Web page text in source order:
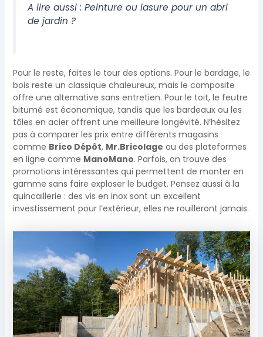
A lire aussi : Peinture ou lasure pour un abri
de jardin ?
Pour le reste, faites le tour des options. Pour le bardage, le
bois reste un classique chaleureux, mais le composite
offre une alternative sans entretien. Pour le toit, le feutre
bitumé est économique, tandis que les bardeaux ou les
tôles en acier offrent une meilleure longévité. N’hésitez
pas à comparer les prix entre différents magasins
comme Brico Dépôt, Mr.Bricolage ou des plateformes
en ligne comme ManoMano. Parfois, on trouve des
promotions intéressantes qui permettent de monter en
gamme sans faire exploser le budget. Pensez aussi à la
quincaillerie : des vis en inox sont un excellent
investissement pour l’extérieur, elles ne rouilleront jamais.